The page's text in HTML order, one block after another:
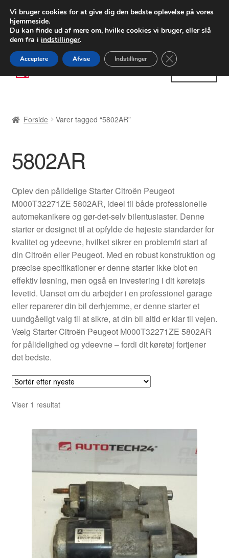
LEVERING fra 55 kr.
FEDEX verdensomspændende forsendelse
80 82 72 02
Spring
til
Spring
til
Betalinger
Kasse
Klageprocedure
Kontakte
Levering
Min Konto
Om os
Forside Varer tagged “5802AR”
5802AR
Oplev den pålidelige Starter Citroën Peugeot
M000T32271ZE 5802AR, ideel til både professionelle
automekanikere og gør-det-selv bilentusiaster. Denne
starter er designet til at opfylde de højeste standarder for
kvalitet og ydeevne, hvilket sikrer en problemfri start af
din Citroën eller Peugeot. Med en robust konstruktion og
præcise specifikationer er denne starter ikke blot en
effektiv løsning, men også en investering i dit køretøjs
levetid. Uanset om du arbejder i en professionel garage
eller reparerer din bil derhjemme, er denne starter et
uundgåeligt valg til at sikre, at din bil altid er klar til vejen.
Vælg Starter Citroën Peugeot M000T32271ZE 5802AR
for pålidelighed og ydeevne – fordi dit køretøj fortjener
det bedste.
Viser 1 resultat
Vi bruger cookies for at give dig den bedste oplevelse på vores
hjemmeside.
Du kan finde ud af mere om, hvilke cookies vi bruger, eller slå
dem fra i indstillinger.
Acceptere Afvise Indstillinger Close GDPR